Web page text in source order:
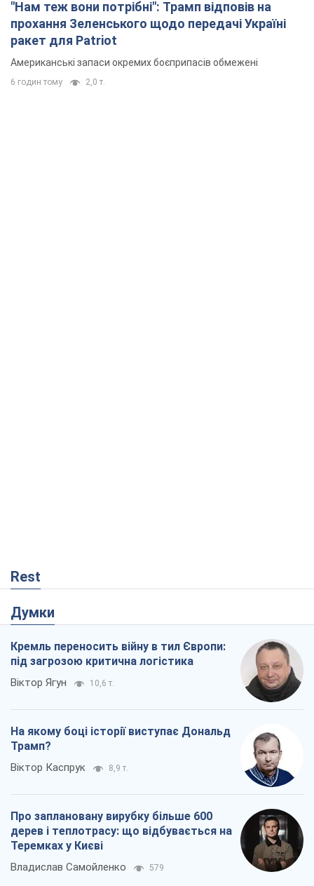
"Нам теж вони потрібні": Трамп відповів на
прохання Зеленського щодо передачі Україні
ракет для Patriot
Американські запаси окремих боєприпасів обмежені
6 годин тому 2,0 т.
Rest
Думки
Кремль переносить війну в тил Європи:
під загрозою критична логістика
Віктор Ягун 10,6 т.
На якому боці історії виступає Дональд
Трамп?
Віктор Каспрук 8,9 т.
Про заплановану вирубку більше 600
дерев і теплотрасу: що відбувається на
Теремках у Києві
Владислав Самойленко 579